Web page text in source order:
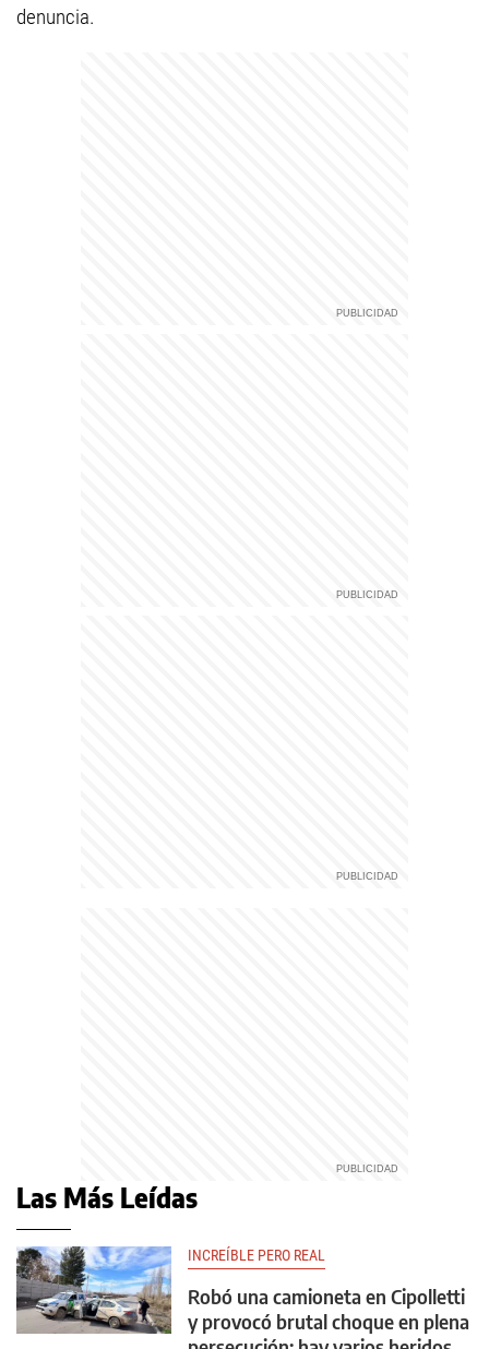
denuncia.
Las Más Leídas
INCREÍBLE PERO REAL
Robó una camioneta en Cipolletti
y provocó brutal choque en plena